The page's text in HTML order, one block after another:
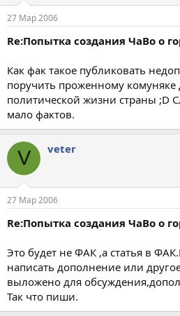
27 Мар 2006
Re:Попытка создания ЧаВо о
Как фак такое публиковать
поручить проженному комуняке
политической жизни страны ;D
мало фактов.
V veter
27 Мар 2006
Re:Попытка создания ЧаВо о
Это будет не ФАК ,а статья в
написать дополнение или
выложено для
Так что пиши.